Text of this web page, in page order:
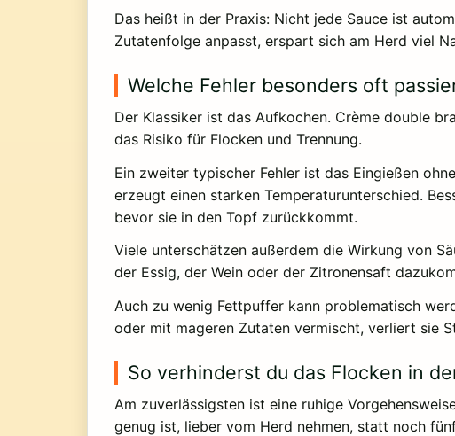
Das heißt in der Praxis: Nicht jede Sauce ist
Zutatenfolge anpasst, erspart sich am Herd viel
Welche Fehler besonders oft
Der Klassiker ist das Aufkochen. Crème double
das Risiko für Flocken und Trennung.
Ein zweiter typischer Fehler ist das Eingießen
erzeugt einen starken Temperaturunterschied.
bevor sie in den Topf zurückkommt.
Viele unterschätzen außerdem die Wirkung von
der Essig, der Wein oder der Zitronensaft
Auch zu wenig Fettpuffer kann problematisch
oder mit mageren Zutaten vermischt, verliert sie
So verhinderst du das Flocken in
Am zuverlässigsten ist eine ruhige
genug ist, lieber vom Herd nehmen, statt noch